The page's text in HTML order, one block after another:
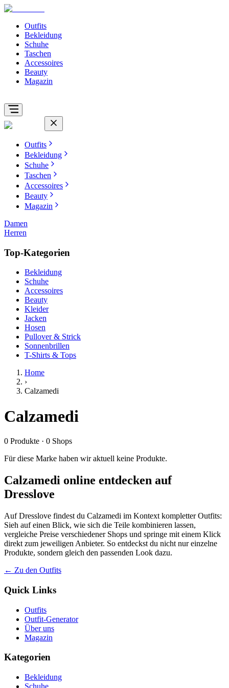
Outfits
Bekleidung
Schuhe
Taschen
Accessoires
Beauty
Magazin
Outfits
Bekleidung
Schuhe
Taschen
Accessoires
Beauty
Magazin
Damen
Herren
Top-Kategorien
Bekleidung
Schuhe
Accessoires
Beauty
Kleider
Jacken
Hosen
Pullover & Strick
Sonnenbrillen
T-Shirts & Tops
Home
›
Calzamedi
Calzamedi
0 Produkte · 0 Shops
Für diese Marke haben wir aktuell keine Produkte.
Calzamedi online entdecken auf
Dresslove
Auf Dresslove findest du Calzamedi im Kontext kompletter Outfits:
Sieh auf einen Blick, wie sich die Teile kombinieren lassen,
vergleiche Preise verschiedener Shops und springe mit einem Klick
direkt zum jeweiligen Anbieter. So entdeckst du nicht nur einzelne
Produkte, sondern gleich den passenden Look dazu.
← Zu den Outfits
Quick Links
Outfits
Outfit-Generator
Über uns
Magazin
Kategorien
Bekleidung
Schuhe